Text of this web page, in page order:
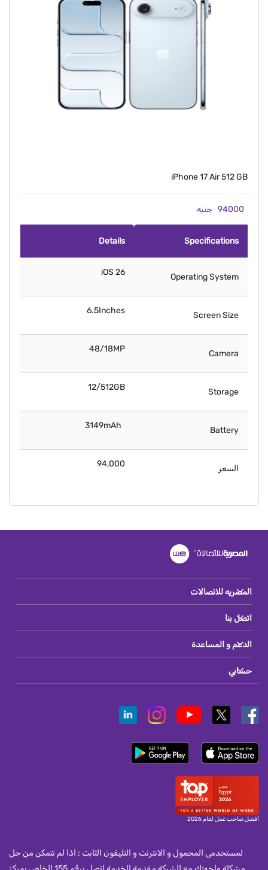
iPhone 17 Air 512 GB
94000 جنيه
Specifications
Details
Operating System
iOS 26
Screen Size
6.5Inches
Camera
48/18MP
Storage
12/512GB
Battery
السعر 94,000
المصريه للاتصالات
اتصل بنا
الدعم و المساعدة
حسابي
أفضل صاحب عمل لعام 2026
لمستخدمى المحمول و الانترنت و التليفون الثابت : اذا لم تتمكن من حل